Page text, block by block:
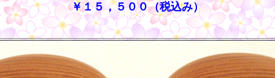
￥１５，５００（税込み）